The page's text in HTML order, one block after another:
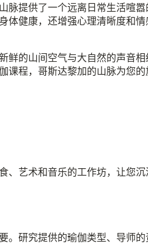
脉提供了一个远离日常生活喧嚣
体健康，还增强心理清晰度和情
鲜的山间空气与大自然的声音相
课程，哥斯达黎加的山脉为您的
、艺术和音乐的工作坊，让您沉
。研究提供的瑜伽类型、导师的